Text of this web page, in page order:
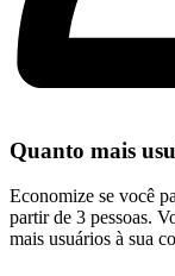
Quanto mais
Economize se você
partir de 3 pessoas.
mais usuários à sua